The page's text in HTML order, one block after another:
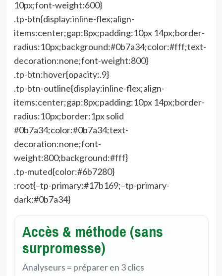
10px;font-weight:600}
.tp-btn{display:inline-flex;align-
items:center;gap:8px;padding:10px 14px;border-
radius:10px;background:#0b7a34;color:#fff;text-
decoration:none;font-weight:800}
.tp-btn:hover{opacity:.9}
.tp-btn-outline{display:inline-flex;align-
items:center;gap:8px;padding:10px 14px;border-
radius:10px;border:1px solid
#0b7a34;color:#0b7a34;text-
decoration:none;font-
weight:800;background:#fff}
.tp-muted{color:#6b7280}
:root{–tp-primary:#17b169;–tp-primary-
dark:#0b7a34}
Accès & méthode (sans
surpromesse)
Analyseurs = préparer en 3 clics